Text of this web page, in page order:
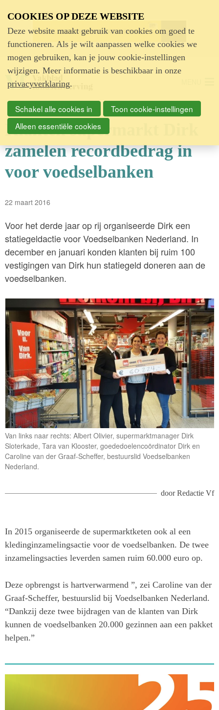
Advertentie
Klanten supermarkt Dirk
zamelen recordbedrag in
voor voedselbanken
22 maart 2016
Voor het derde jaar op rij organiseerde Dirk een
statiegeldactie voor Voedselbanken Nederland. In
december en januari konden klanten bij ruim 100
vestigingen van Dirk hun statiegeld doneren aan de
voedselbanken.
Van links naar rechts: Albert Olivier, supermarktmanager Dirk
Sloterkade, Tara van Klooster, goededoelencoördinator Dirk en
Caroline van der Graaf-Scheffer, bestuurslid Voedselbanken
Nederland.
doorRedactie Vf
In 2015 organiseerde de supermarktketen ook al een
kledinginzamelingsactie voor de voedselbanken. De twee
inzamelingsacties leverden samen ruim 60.000 euro op.
Deze opbrengst is hartverwarmend ”, zei Caroline van der
Graaf-Scheffer, bestuurslid bij Voedselbanken Nederland.
“Dankzij deze twee bijdragen van de klanten van Dirk
kunnen de voedselbanken 20.000 gezinnen aan een pakket
helpen.”
COOKIES OP DEZE WEBSITE
Deze website maakt gebruik van cookies om goed te
functioneren. Als je wilt aanpassen welke cookies we
mogen gebruiken, kan je jouw cookie-instellingen
wijzigen. Meer informatie is beschikbaar in onze
privacyverklaring.
Schakel alle cookies in
Toon cookie-instellingen
Alleen essentiële cookies